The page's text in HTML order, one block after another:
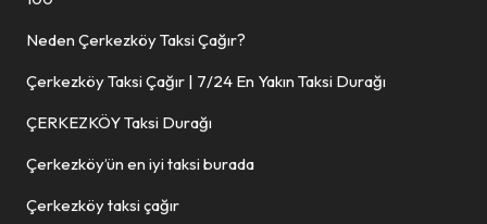
Neden Çerkezköy Taksi Çağır?
Çerkezköy Taksi Çağır | 7/24 En Yakın Taksi Durağı
ÇERKEZKÖY Taksi Durağı
Çerkezköy’ün en iyi taksi burada
Çerkezköy taksi çağır